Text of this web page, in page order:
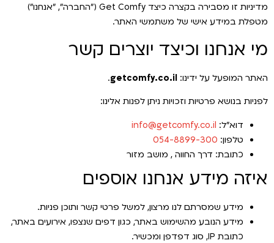
מדיניות זו מסבירה בקצרה כיצד Get Comfy ("החברה", "אנחנו")
מטפלת במידע אישי של משתמשי האתר.
מי אנחנו וכיצד יוצרים קשר
האתר המופעל על ידינו: getcomfy.co.il
.
לפניות בנושא פרטיות וזכויות ניתן לפנות אלינו:
דוא"ל: info@getcomfy.co.il
טלפון: 054-8899-300
כתובת: דרך החווה , מושב מזור
איזה מידע אנחנו אוספים
מידע שמסרתם לנו מרצון, למשל פרטי קשר ותוכן פניות.
מידע הנובע מהשימוש באתר, כגון דפים שנצפו, אירועים באתר,
כתובת IP, סוג דפדפן ומכשיר.